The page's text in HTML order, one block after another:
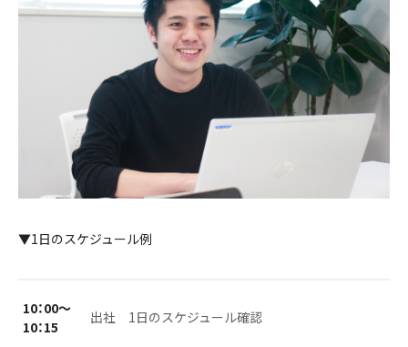
▼1日のスケジュール例
10：00〜
10：15
出社 1日のスケジュール確認